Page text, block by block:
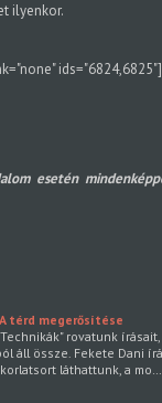
ilyenkor.
ids="6824,6825"]
esetén
térd megerősítése
rovatunk
áll össze. Fekete Dani
láthattunk, a mo…